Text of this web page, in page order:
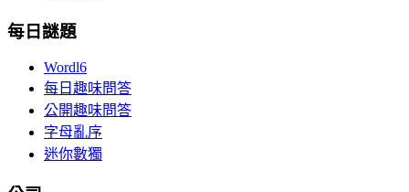
每日謎題
Wordl6
每日趣味問答
公開趣味問答
字母亂序
迷你數獨